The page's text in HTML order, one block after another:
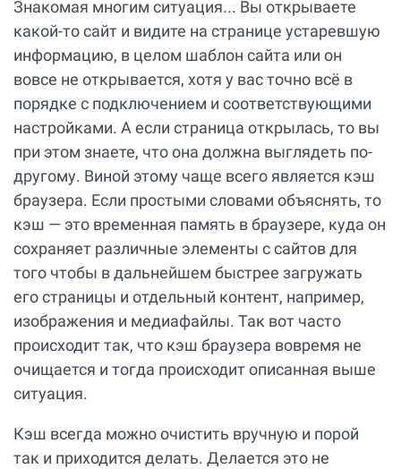
Знакомая многим ситуация... Вы открываете
какой-то сайт и видите на странице устаревшую
информацию, в целом шаблон сайта или он
вовсе не открывается, хотя у вас точно всё в
порядке с подключением и соответствующими
настройками. А если страница открылась, то вы
при этом знаете, что она должна выглядеть по-
другому. Виной этому чаще всего является кэш
браузера. Если простыми словами объяснять, то
кэш — это временная память в браузере, куда он
сохраняет различные элементы с сайтов для
того чтобы в дальнейшем быстрее загружать
его страницы и отдельный контент, например,
изображения и медиафайлы. Так вот часто
происходит так, что кэш браузера вовремя не
очищается и тогда происходит описанная выше
ситуация.
Кэш всегда можно очистить вручную и порой
так и приходится делать. Делается это не